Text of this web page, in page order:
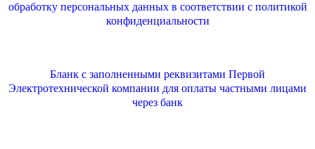
обработку персональных данных в соответствии с политикой
конфиденциальности
Бланк с заполненными реквизитами Первой
Электротехнической компании для оплаты частными лицами
через банк